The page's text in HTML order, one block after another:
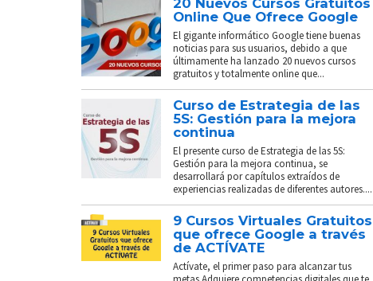
20 Nuevos Cursos Gratuitos
Online Que Ofrece Google
El gigante informático Google tiene buenas
noticias para sus usuarios, debido a que
últimamente ha lanzado 20 nuevos cursos
gratuitos y totalmente online que...
Curso de Estrategia de las
5S: Gestión para la mejora
continua
El presente curso de Estrategia de las 5S:
Gestión para la mejora continua, se
desarrollará por capítulos extraídos de
experiencias realizadas de diferentes autores....
9 Cursos Virtuales Gratuitos
que ofrece Google a través
de ACTÍVATE
Actívate, el primer paso para alcanzar tus